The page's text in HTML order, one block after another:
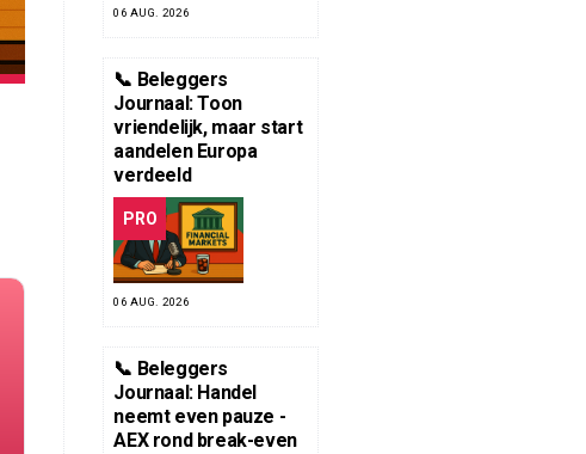
06 AUG. 2026
📞 Beleggers
Journaal: Toon
vriendelijk, maar start
aandelen Europa
verdeeld
PRO
06 AUG. 2026
📞 Beleggers
Journaal: Handel
neemt even pauze -
AEX rond break-even